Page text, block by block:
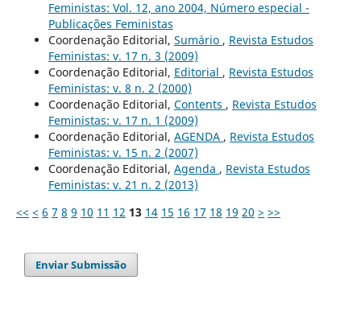
Feministas: Vol. 12, ano 2004, Número especial -
Publicações Feministas
Coordenação Editorial, Sumário , Revista Estudos
Feministas: v. 17 n. 3 (2009)
Coordenação Editorial, Editorial , Revista Estudos
Feministas: v. 8 n. 2 (2000)
Coordenação Editorial, Contents , Revista Estudos
Feministas: v. 17 n. 1 (2009)
Coordenação Editorial, AGENDA , Revista Estudos
Feministas: v. 15 n. 2 (2007)
Coordenação Editorial, Agenda , Revista Estudos
Feministas: v. 21 n. 2 (2013)
<< < 6 7 8 9 10 11 12 13 14 15 16 17 18 19 20 > >>
Enviar Submissão